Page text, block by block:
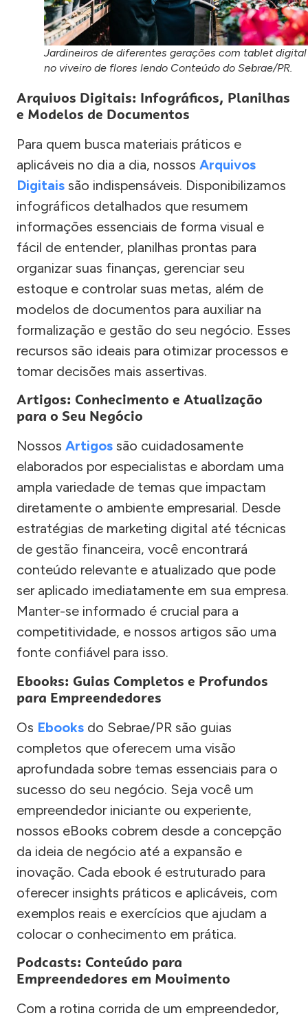
Jardineiros de diferentes gerações com tablet digital
no viveiro de flores lendo Conteúdo do Sebrae/PR.
Arquivos Digitais: Infográficos, Planilhas
e Modelos de Documentos
Para quem busca materiais práticos e
aplicáveis no dia a dia, nossos Arquivos
Digitais são indispensáveis. Disponibilizamos
infográficos detalhados que resumem
informações essenciais de forma visual e
fácil de entender, planilhas prontas para
organizar suas finanças, gerenciar seu
estoque e controlar suas metas, além de
modelos de documentos para auxiliar na
formalização e gestão do seu negócio. Esses
recursos são ideais para otimizar processos e
tomar decisões mais assertivas.
Artigos: Conhecimento e Atualização
para o Seu Negócio
Nossos Artigos são cuidadosamente
elaborados por especialistas e abordam uma
ampla variedade de temas que impactam
diretamente o ambiente empresarial. Desde
estratégias de marketing digital até técnicas
de gestão financeira, você encontrará
conteúdo relevante e atualizado que pode
ser aplicado imediatamente em sua empresa.
Manter-se informado é crucial para a
competitividade, e nossos artigos são uma
fonte confiável para isso.
Ebooks: Guias Completos e Profundos
para Empreendedores
Os Ebooks do Sebrae/PR são guias
completos que oferecem uma visão
aprofundada sobre temas essenciais para o
sucesso do seu negócio. Seja você um
empreendedor iniciante ou experiente,
nossos eBooks cobrem desde a concepção
da ideia de negócio até a expansão e
inovação. Cada ebook é estruturado para
oferecer insights práticos e aplicáveis, com
exemplos reais e exercícios que ajudam a
colocar o conhecimento em prática.
Podcasts: Conteúdo para
Empreendedores em Movimento
Com a rotina corrida de um empreendedor,